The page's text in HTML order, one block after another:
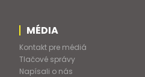
MÉDIA
Kontakt pre médiá
Tlačové správy
Napísali o nás